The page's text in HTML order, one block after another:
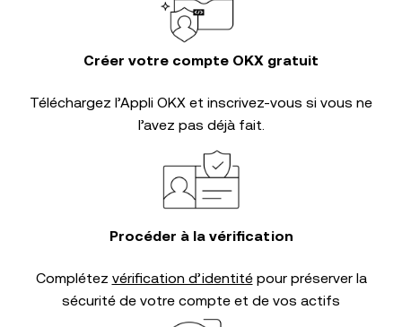
Créer votre compte OKX gratuit
Téléchargez l’Appli OKX et inscrivez-vous si vous ne
l’avez pas déjà fait.
Procéder à la vérification
Complétez vérification d’identitépour préserver la
sécurité de votre compte et de vos actifs